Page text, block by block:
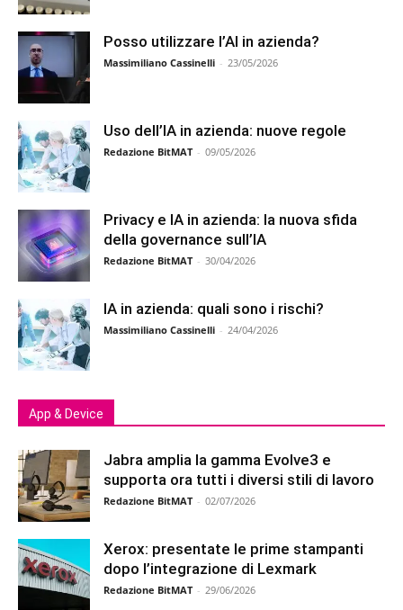
Posso utilizzare l’AI in azienda?
Massimiliano Cassinelli - 23/05/2026
Uso dell’IA in azienda: nuove regole
Redazione BitMAT - 09/05/2026
Privacy e IA in azienda: la nuova sfida
della governance sull’IA
Redazione BitMAT - 30/04/2026
IA in azienda: quali sono i rischi?
Massimiliano Cassinelli - 24/04/2026
App & Device
Jabra amplia la gamma Evolve3 e
supporta ora tutti i diversi stili di lavoro
Redazione BitMAT - 02/07/2026
Xerox: presentate le prime stampanti
dopo l’integrazione di Lexmark
Redazione BitMAT - 29/06/2026